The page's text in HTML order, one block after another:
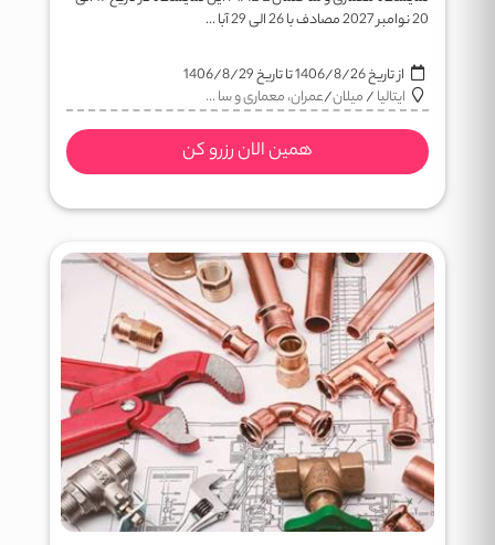
20 نوامبر 2027 مصادف با 26 الی 29 آبا ...
از تاریخ1406/8/26تا تاریخ1406/8/29
ایتالیا/میلان/عمران، معماری و سا ...
همین الان رزرو کن